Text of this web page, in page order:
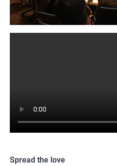
Spread the love